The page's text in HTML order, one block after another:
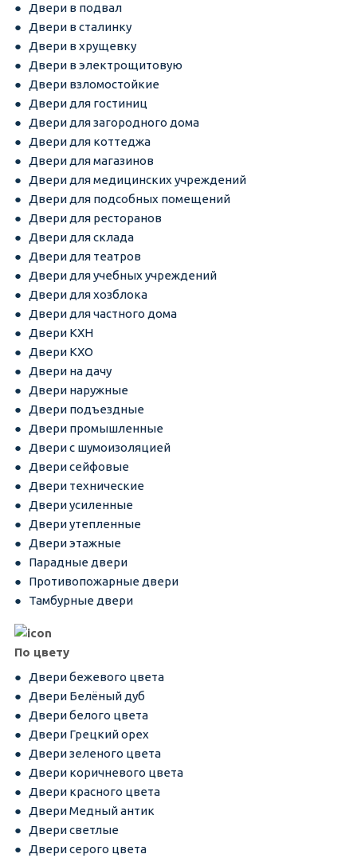
Двери в подвал
Двери в сталинку
Двери в хрущевку
Двери в электрощитовую
Двери взломостойкие
Двери для гостиниц
Двери для загородного дома
Двери для коттеджа
Двери для магазинов
Двери для медицинских учреждений
Двери для подсобных помещений
Двери для ресторанов
Двери для склада
Двери для театров
Двери для учебных учреждений
Двери для хозблока
Двери для частного дома
Двери КХН
Двери КХО
Двери на дачу
Двери наружные
Двери подъездные
Двери промышленные
Двери с шумоизоляцией
Двери сейфовые
Двери технические
Двери усиленные
Двери утепленные
Двери этажные
Парадные двери
Противопожарные двери
Тамбурные двери
По цвету
Двери бежевого цвета
Двери Белёный дуб
Двери белого цвета
Двери Грецкий орех
Двери зеленого цвета
Двери коричневого цвета
Двери красного цвета
Двери Медный антик
Двери светлые
Двери серого цвета